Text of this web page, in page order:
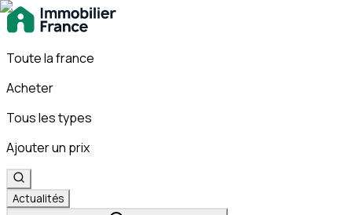
Toute la france
Acheter
Tous les types
Ajouter un prix
Actualités